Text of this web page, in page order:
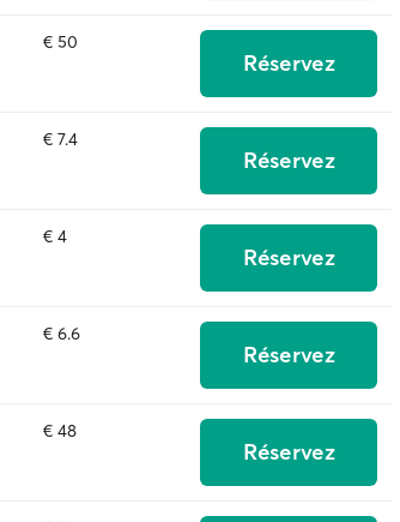
€ 50
Réservez
€ 7.4
Réservez
€ 4
Réservez
€ 6.6
Réservez
€ 48
Réservez